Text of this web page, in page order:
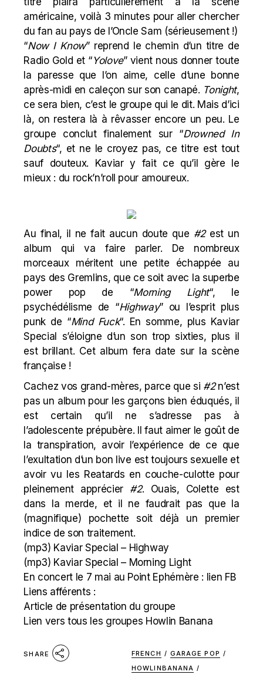
américaine, voilà 3 minutes pour aller chercher
du fan au pays de l’Oncle Sam (sérieusement !)
“Now I Know” reprend le chemin d’un titre de
Radio Gold et “Yolove” vient nous donner toute
la paresse que l’on aime, celle d’une bonne
après-midi en caleçon sur son canapé. Tonight,
ce sera bien, c’est le groupe qui le dit. Mais d’ici
là, on restera là à rêvasser encore un peu. Le
groupe conclut finalement sur “Drowned In
Doubts“, et ne le croyez pas, ce titre est tout
sauf douteux. Kaviar y fait ce qu’il gère le
mieux : du rock’n’roll pour amoureux.
Au final, il ne fait aucun doute que #2 est un
album qui va faire parler. De nombreux
morceaux méritent une petite échappée au
pays des Gremlins, que ce soit avec la superbe
power pop de “Morning Light“, le
psychédélisme de “Highway” ou l’esprit plus
punk de “Mind Fuck“. En somme, plus Kaviar
Special s’éloigne d’un son trop sixties, plus il
est brillant. Cet album fera date sur la scène
française !
Cachez vos grand-mères, parce que si #2n’est
pas un album pour les garçons bien éduqués, il
est certain qu’il ne s’adresse pas à
l’adolescente prépubère. Il faut aimer le goût de
la transpiration, avoir l’expérience de ce que
l’exultation d’un bon live est toujours sexuelle et
avoir vu les Reatards en couche-culotte pour
pleinement apprécier #2. Ouais, Colette est
dans la merde, et il ne faudrait pas que la
(magnifique) pochette soit déjà un premier
indice de son traitement.
(mp3) Kaviar Special – Highway
(mp3) Kaviar Special – Morning Light
En concert le 7 mai au Point Ephémère : lien FB
Liens afférents :
Article de présentation du groupe
Lien vers tous les groupes Howlin Banana
SHARE FRENCH / GARAGE POP /
HOWLINBANANA /